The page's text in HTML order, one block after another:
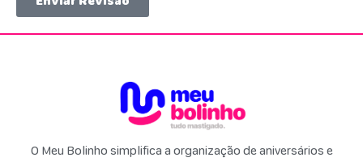
O Meu Bolinho simplifica a organização de aniversários e